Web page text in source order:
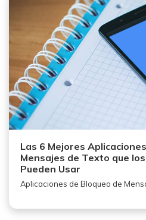
Las 6 Mejores
Mensajes de Texto que
Pueden Usar
Aplicaciones de Bloqueo de